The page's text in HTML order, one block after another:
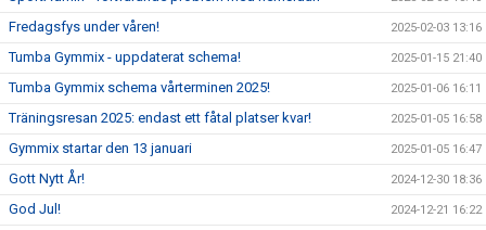
Fredagsfys under våren! 2025-02-03 13:16
Tumba Gymmix - uppdaterat schema! 2025-01-15 21:40
Tumba Gymmix schema vårterminen 2025! 2025-01-06 16:11
Träningsresan 2025: endast ett fåtal platser kvar! 2025-01-05 16:58
Gymmix startar den 13 januari 2025-01-05 16:47
Gott Nytt År! 2024-12-30 18:36
God Jul! 2024-12-21 16:22